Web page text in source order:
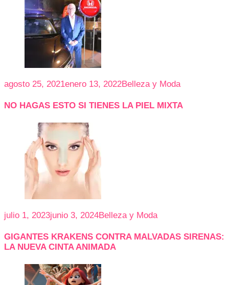
agosto 25, 2021enero 13, 2022Belleza y Moda
NO HAGAS ESTO SI TIENES LA PIEL MIXTA
julio 1, 2023junio 3, 2024Belleza y Moda
GIGANTES KRAKENS CONTRA MALVADAS SIRENAS:
LA NUEVA CINTA ANIMADA